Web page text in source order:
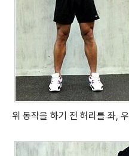
위 동작을 하기 전 허리를 좌,